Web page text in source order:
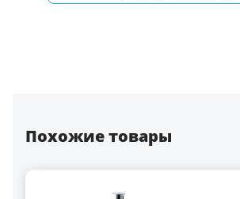
Похожие товары